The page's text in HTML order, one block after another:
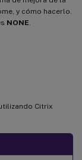
y cómo hacerlo.
NONE
Citrix